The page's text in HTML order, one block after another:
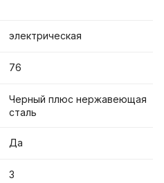
электрическая
76
Черный плюс нержавеющая
сталь
Да
3